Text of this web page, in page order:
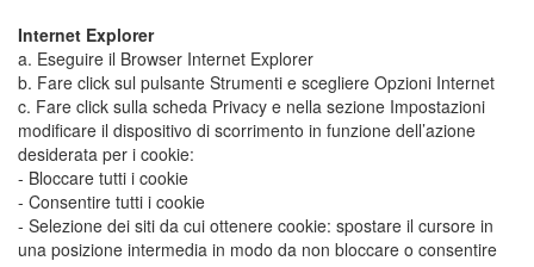
Internet Explorer
a. Eseguire il Browser Internet Explorer
b. Fare click sul pulsante Strumenti e scegliere Opzioni Internet
c. Fare click sulla scheda Privacy e nella sezione Impostazioni
modificare il dispositivo di scorrimento in funzione dell’azione
desiderata per i cookie:
- Bloccare tutti i cookie
- Consentire tutti i cookie
- Selezione dei siti da cui ottenere cookie: spostare il cursore in
una posizione intermedia in modo da non bloccare o consentire